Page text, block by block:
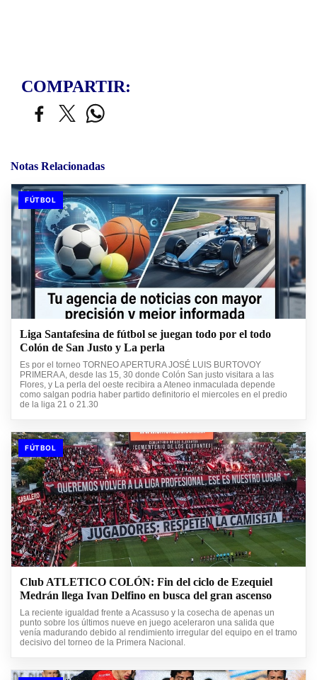
COMPARTIR:
Notas Relacionadas
FÚTBOL
Liga Santafesina de fútbol se juegan todo por el todo
Colón de San Justo y La perla
Es por el torneo TORNEO APERTURA JOSÉ LUIS BURTOVOY
PRIMERA A, desde las 15, 30 donde Colón San justo visitara a las
Flores, y La perla del oeste recibira a Ateneo inmaculada depende
como salgan podria haber partido definitorio el miercoles en el predio
de la liga 21 o 21.30
FÚTBOL
Club ATLETICO COLÓN: Fin del ciclo de Ezequiel
Medrán llega Ivan Delfino en busca del gran ascenso
La reciente igualdad frente a Acassuso y la cosecha de apenas un
punto sobre los últimos nueve en juego aceleraron una salida que
venía madurando debido al rendimiento irregular del equipo en el tramo
decisivo del torneo de la Primera Nacional.